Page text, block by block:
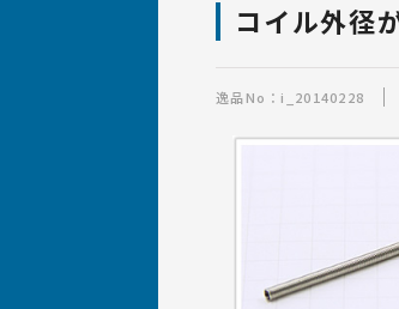
ばねの材質・サイズ・加工
コイル外径
逸品No：i_20140228